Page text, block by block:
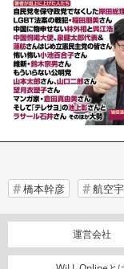
橋本幹彦 航空
運営会社